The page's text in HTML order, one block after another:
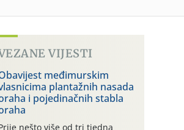
VIJESTI
međimurskim
plantažnih nasada
i pojedinačnih stabla
nešto više od tri tjedna